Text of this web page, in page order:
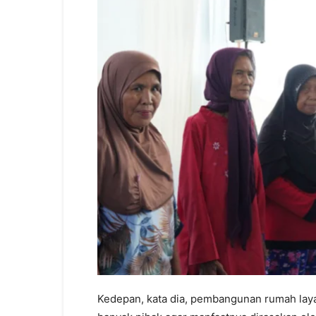
Kedepan, kata dia, pembangunan rumah